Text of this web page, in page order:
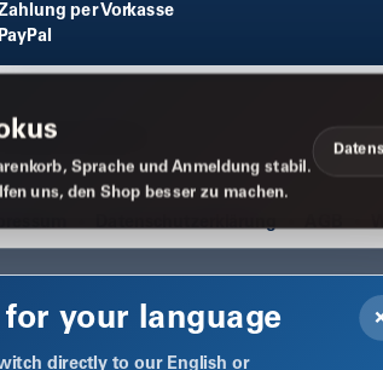
per Vorkasse
PayPal
Datenschutzerklärung AGB
your language
directly to our English or
Sprache und Anmeldung stabil.
uns, den Shop besser zu machen.